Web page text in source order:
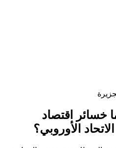
اقتصاد
الأوروبي؟